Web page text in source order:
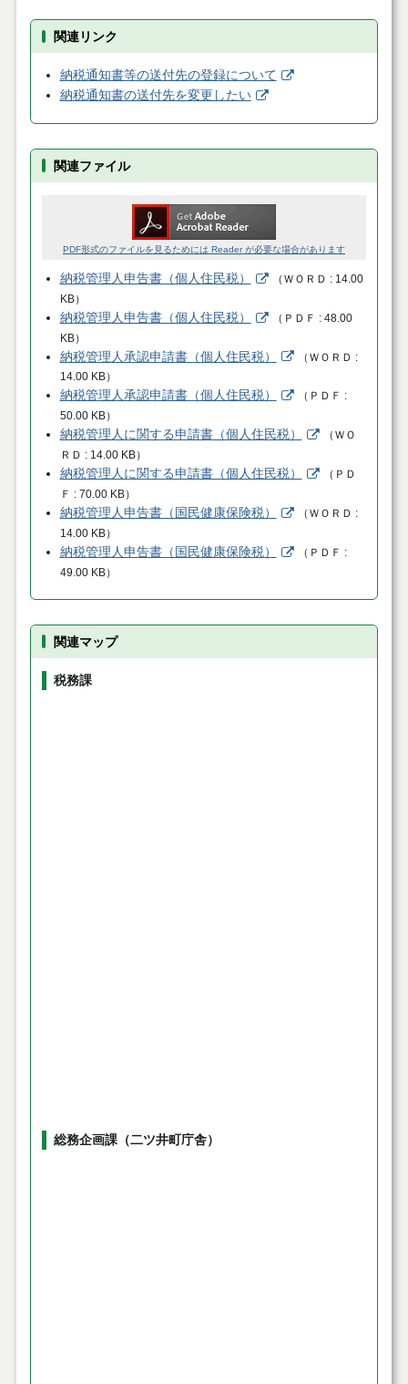
関連リンク
納税通知書等の送付先の登録について
納税通知書の送付先を変更したい
関連ファイル
PDF形式のファイルを見るためには Reader が必要な場合があります
納税管理人申告書（個人住民税） （ ＷＯＲＤ
14.00
KB）
納税管理人申告書（個人住民税） （ ＰＤＦ
48.00
KB）
納税管理人承認申請書（個人住民税） （ ＷＯＲＤ
14.00 KB）
納税管理人承認申請書（個人住民税） （ ＰＤＦ
50.00 KB）
納税管理人に関する申請書（個人住民税） （ ＷＯ
ＲＤ
14.00 KB）
納税管理人に関する申請書（個人住民税） （ ＰＤ
Ｆ
70.00 KB）
納税管理人申告書（国民健康保険税） （ ＷＯＲＤ
14.00 KB）
納税管理人申告書（国民健康保険税） （ ＰＤＦ
49.00 KB）
関連マップ
税務課
総務企画課（二ツ井町庁舎）